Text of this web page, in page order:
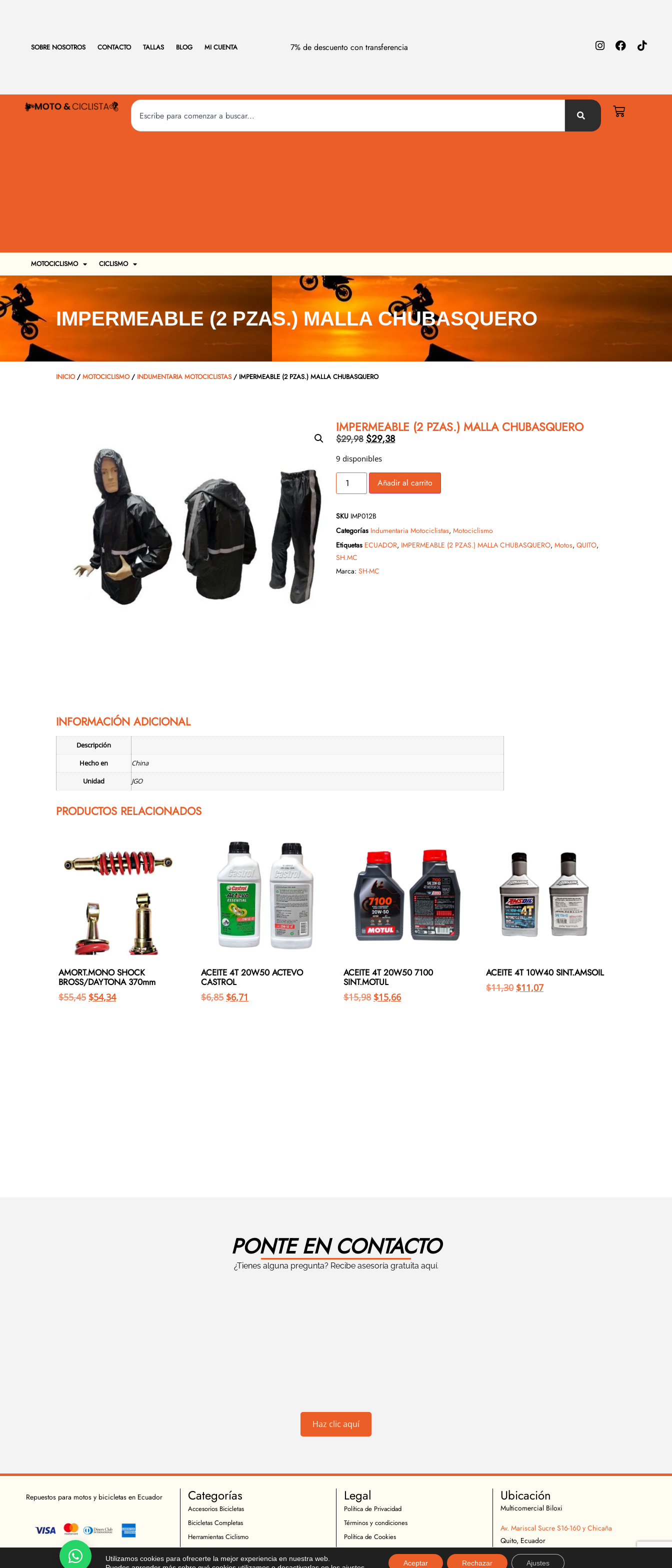
SOBRE NOSOTROS CONTACTO TALLAS BLOG MI CUENTA 7% de descuento con transferencia
MOTOCICLISMO CICLISMO
IMPERMEABLE (2 PZAS.) MALLA CHUBASQUERO
INICIO/ MOTOCICLISMO/ INDUMENTARIA MOTOCICLISTAS / IMPERMEABLE (2 PZAS.) MALLA CHUBASQUERO
IMPERMEABLE (2 PZAS.) MALLA CHUBASQUERO
$29,98 $29,38
9 disponibles
Añadir al carrito
SKU IMP012B
Categorías Indumentaria Motociclistas, Motociclismo
Etiquetas ECUADOR, IMPERMEABLE (2 PZAS.) MALLA CHUBASQUERO, Motos, QUITO,
SH.MC
Marca: SH-MC
INFORMACIÓN ADICIONAL
Descripción
Hecho en
China
Unidad
JGO
PRODUCTOS RELACIONADOS
AMORT.MONO SHOCK
BROSS/DAYTONA 370mm
$55,45 $54,34
ACEITE 4T 20W50 ACTEVO
CASTROL
$6,85 $6,71
ACEITE 4T 20W50 7100
SINT.MOTUL
$15,98 $15,66
ACEITE 4T 10W40 SINT.AMSOIL
$11,30 $11,07
PONTE EN CONTACTO
¿Tienes alguna pregunta? Recibe asesoría gratuita aquí.
Haz clic aquí
Repuestos para motos y bicicletas en Ecuador Categorías
Accesorios Bicicletas
Bicicletas Completas
Herramientas Ciclismo
Indumentaria Ciclistas
Repuestos Bicicletas
Legal
Política de Privacidad
Términos y condiciones
Política de Cookies
Política de Devoluciones
Descargo de Responsabilidad
Ubicación
Multicomercial Biloxi
Av. Mariscal Sucre S16-160 y Chicaña
Quito, Ecuador
02 2627 540
096 296 9642
Utilizamos cookies para ofrecerte la mejor experiencia en nuestra web.
Aceptar Rechazar Ajustes
Chatea!